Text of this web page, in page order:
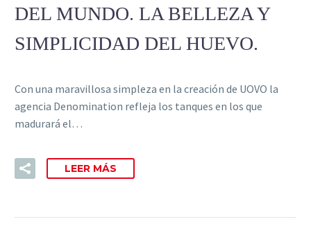
DEL MUNDO. LA BELLEZA Y
SIMPLICIDAD DEL HUEVO.
Con una maravillosa simpleza en la creación de UOVO la
agencia Denomination refleja los tanques en los que
madurará el…
LEER MÁS